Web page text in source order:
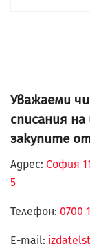
Уважаеми
списания
закупите
Адрес: София
5
Телефон: 0700
Е-mail: